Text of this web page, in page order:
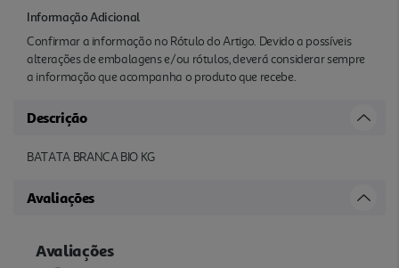
Informação Adicional
Confirmar a informação no Rótulo do Artigo. Devido a possíveis
alterações de embalagens e/ou rótulos, deverá considerar sempre
a informação que acompanha o produto que recebe.
Descrição
BATATA BRANCA BIO KG
Avaliações